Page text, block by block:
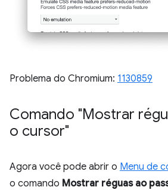
Problema do Chromium: 1130859
Comando "Mostrar
o cursor"
Agora você pode abrir o Menu de
o comando Mostrar réguas ao